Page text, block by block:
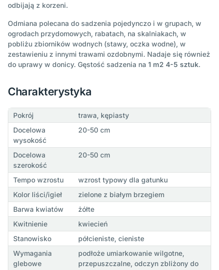
odbijają z korzeni.
Odmiana polecana do sadzenia pojedynczo i w grupach, w
ogrodach przydomowych, rabatach, na skalniakach, w
pobliżu zbiorników wodnych (stawy, oczka wodne), w
zestawieniu z innymi trawami ozdobnymi. Nadaje się również
do uprawy w donicy. Gęstość sadzenia na 1 m2 4-5 sztuk.
Charakterystyka
Pokrój
trawa, kępiasty
Docelowa
wysokość
20-50 cm
Docelowa
szerokość
20-50 cm
Tempo wzrostu
wzrost typowy dla gatunku
Kolor liści/igieł
zielone z białym brzegiem
Barwa kwiatów
żółte
Kwitnienie
kwiecień
Stanowisko
półcieniste, cieniste
Wymagania
glebowe
podłoże umiarkowanie wilgotne,
przepuszczalne, odczyn zbliżony do